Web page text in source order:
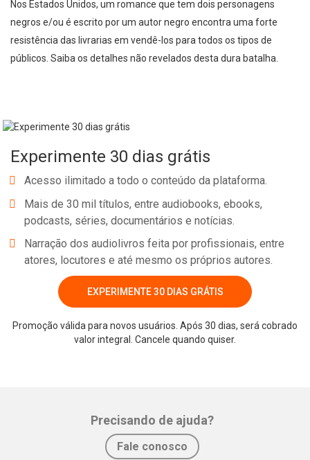
Nos Estados Unidos, um romance que tem dois personagens
negros e/ou é escrito por um autor negro encontra uma forte
resistência das livrarias em vendê-los para todos os tipos de
públicos. Saiba os detalhes não revelados desta dura batalha.
Experimente 30 dias grátis
Acesso ilimitado a todo o conteúdo da plataforma.
Mais de 30 mil títulos, entre audiobooks, ebooks,
podcasts, séries, documentários e notícias.
Narração dos audiolivros feita por profissionais, entre
atores, locutores e até mesmo os próprios autores.
EXPERIMENTE 30 DIAS GRÁTIS
Promoção válida para novos usuários. Após 30 dias, será cobrado
valor integral. Cancele quando quiser.
Precisando de ajuda?
Fale conosco
Facebook Twitter